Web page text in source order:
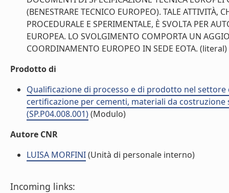
(BENESTRARE TECNICO EUROPEO). TALE ATTIVITÀ,
PROCEDURALE E SPERIMENTALE, È SVOLTA PER
EUROPEA. LO SVOLGIMENTO COMPORTA UN
COORDINAMENTO EUROPEO IN SEDE EOTA. (literal)
Prodotto di
Qualificazione di processo e di prodotto nel
certificazione per cementi, materiali da
(SP.P04.008.001)(Modulo)
Autore CNR
LUISA MORFINI(Unità di personale interno)
Incoming links: